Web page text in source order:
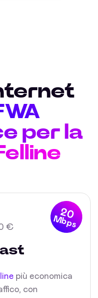
per la
20
Mbps
€
più economica
con